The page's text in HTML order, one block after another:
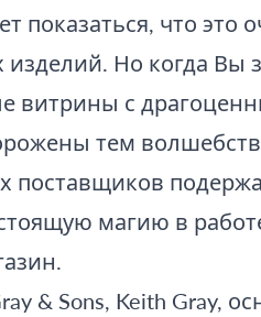
показаться, что
Но когда Вы
витрины с
тем
поставщиков
магию в
& Sons, Keith Gray,